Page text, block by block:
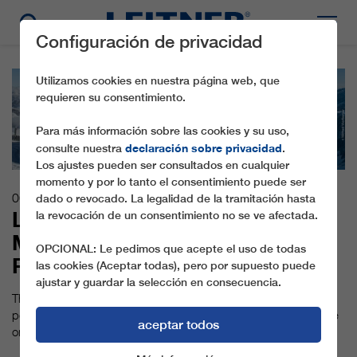
06.12.2018
LEITNER ROPEWAYS ADDING
MOMENTUM TO AUSTRIA’S SKI
RESORTS
The Austrian ropeway industry is one of the most innovative,
popular and modern in the world. Significant investments have
once again been made for the winter season.
Configuración de privacidad
Utilizamos cookies en nuestra página web, que
requieren su consentimiento.
Para más información sobre las cookies y su uso,
consulte nuestra declaración sobre privacidad.
Los ajustes pueden ser consultados en cualquier
momento y por lo tanto el consentimiento puede ser
dado o revocado. La legalidad de la tramitación hasta
la revocación de un consentimiento no se ve afectada.
OPCIONAL: Le pedimos que acepte el uso de todas
las cookies (Aceptar todas), pero por supuesto puede
ajustar y guardar la selección en consecuencia.
aceptar todos